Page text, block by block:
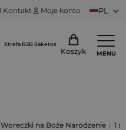
Kontakt Moje konto PL
Strefa B2B Saketos
Koszyk MENU
Woreczki na Boże Narodzenie | 1